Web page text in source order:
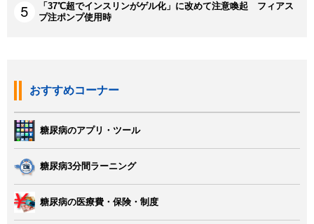
「37℃超でインスリンがゲル化」に改めて注意喚起 フィアス
プ注ポンプ使用時
おすすめコーナー
糖尿病のアプリ・ツール
糖尿病3分間ラーニング
糖尿病の医療費・保険・制度